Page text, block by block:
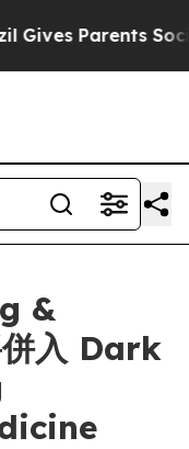
Parents
&
入 Dark